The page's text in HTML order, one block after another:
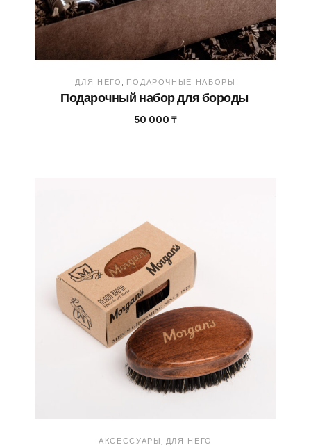
ДЛЯ НЕГО ПОДАРОЧНЫЕ НАБОРЫ
Подарочный набор для бороды
50 000₸
АКСЕССУАРЫ ДЛЯ НЕГО